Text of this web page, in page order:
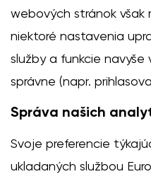
webových stránok
niektoré nastavenia
služby a funkcie
správne (napr.
Správa našich
Svoje preferencie
ukladaných službou